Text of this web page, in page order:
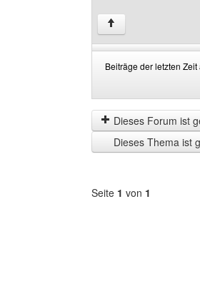
↑
Beiträge der letzten
der
letzten
Zeit
anzeigen
by
Dieses Forum ist
Dieses Thema ist
Seite 1 von 1